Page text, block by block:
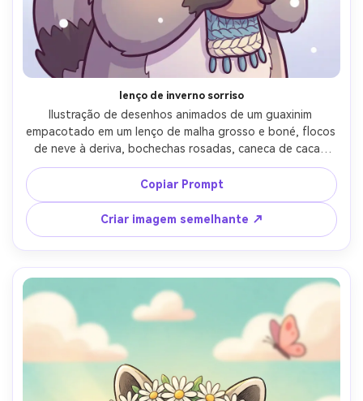
lenço de inverno sorriso
Ilustração de desenhos animados de um guaxinim
empacotado em um lenço de malha grosso e boné, flocos
de neve à deriva, bochechas rosadas, caneca de cacau
quente, paleta de inverno pastel aconchegante,
contorno grosso, sombreamento cel macio, fundo simples
com silhuetas de pinheiro, humor de férias comovente,
lente de 85mm, profundidade de campo rasa, iluminação
cinematográfica suave-AR 4:5
Copiar Prompt
Criar imagem semelhante ↗